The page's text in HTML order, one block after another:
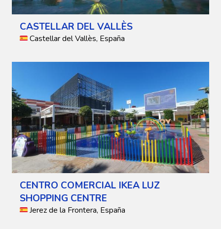
CASTELLAR DEL VALLÈS
Castellar del Vallès, España
CENTRO COMERCIAL IKEA LUZ
SHOPPING CENTRE
Jerez de la Frontera, España